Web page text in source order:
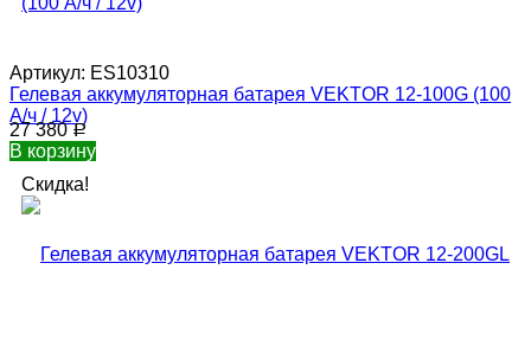
Артикул: ES10310
Гелевая аккумуляторная батарея VEKTOR 12-100G (100
А/ч / 12v)
27 380Р
В корзину
Скидка!